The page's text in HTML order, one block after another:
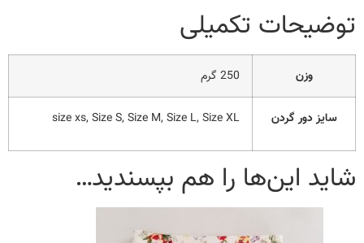
توضیحات تکمیلی
وزن 250 گرم
سایز دور گردن size xs, Size S, Size M, Size L, Size XL
شاید این‌ها را هم بپسندید…